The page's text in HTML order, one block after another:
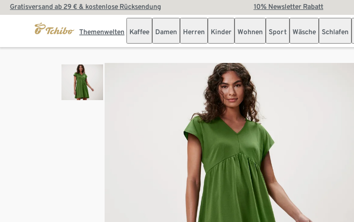
Gratisversand ab 29 € & kostenlose Rücksendung 10% Newsletter Rabatt
Themenwelten Kaffee Damen Herren Kinder Wohnen Sport Wäsche Schlafen